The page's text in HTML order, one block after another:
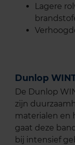
Lagere
Dunlop
De Dunlop
zijn
materialen en
gaat deze
bij intensief